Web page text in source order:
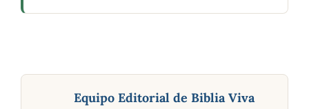
Equipo Editorial de Biblia Viva